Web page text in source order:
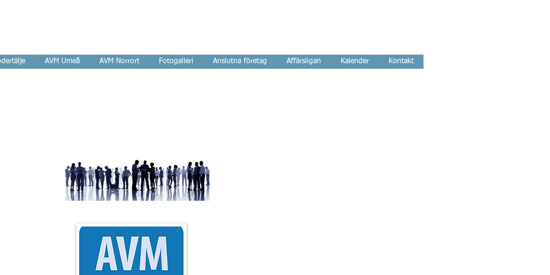
AVM Umeå AVM Norrort Fotogalleri Anslutna företag Affärsligan Kalender Kontakt